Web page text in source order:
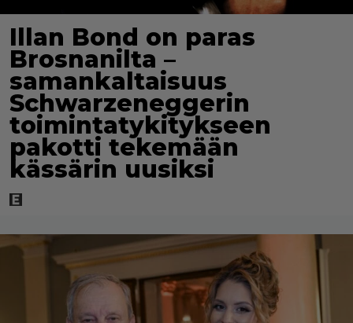
Illan Bond on paras
Brosnanilta –
samankaltaisuus
Schwarzeneggerin
toimintatykitykseen
pakotti tekemään
kässärin uusiksi